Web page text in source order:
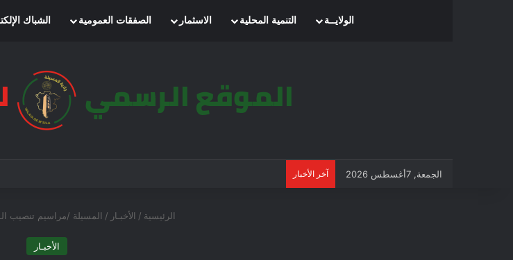
الرئيسيةالولايــة التنمية المحلية الاسثمار الصفقات العمومية الشباك
الجمعة, 7أغسطس 2026 آخر الأخبار
الرئيسية / الأخبـار / المسيلة /مراسيم تنصيب
الأخبـار